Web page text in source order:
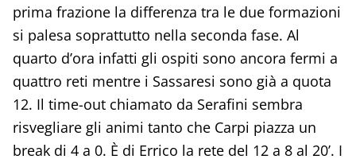
prima frazione la differenza tra le due formazioni
si palesa soprattutto nella seconda fase. Al
quarto d’ora infatti gli ospiti sono ancora fermi a
quattro reti mentre i Sassaresi sono già a quota
12. Il time-out chiamato da Serafini sembra
risvegliare gli animi tanto che Carpi piazza un
break di 4 a 0. È di Errico la rete del 12 a 8 al 20’. I